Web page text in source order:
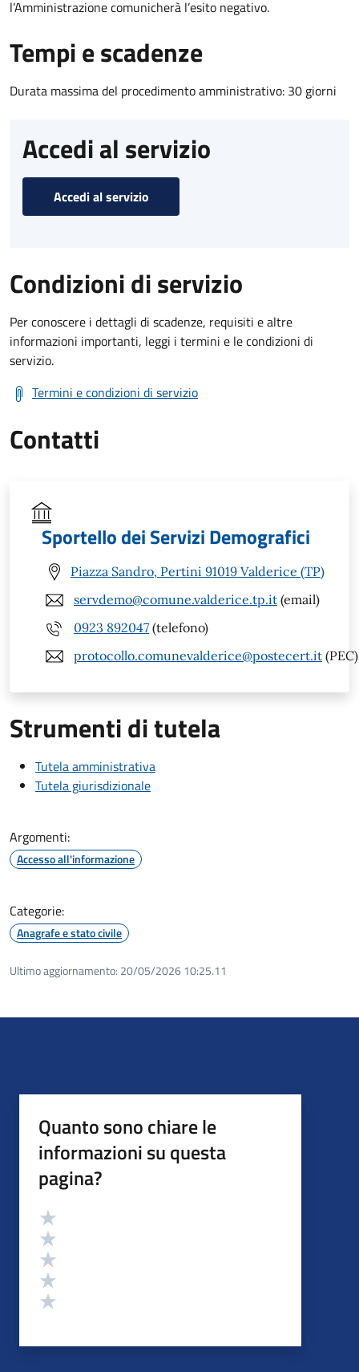
l’Amministrazione comunicherà l’esito negativo.
Tempi e scadenze
Durata massima del procedimento amministrativo: 30 giorni
Accedi al servizio
Accedi al servizio
Condizioni di servizio
Per conoscere i dettagli di scadenze, requisiti e altre
informazioni importanti, leggi i termini e le condizioni di
servizio.
Termini e condizioni di servizio
Contatti
Sportello dei Servizi Demografici
Piazza Sandro, Pertini 91019 Valderice (TP)
servdemo@comune.valderice.tp.it (email)
0923 892047 (telefono)
protocollo.comunevalderice@postecert.it (PEC)
Strumenti di tutela
Tutela amministrativa
Tutela giurisdizionale
Argomenti:
Accesso all'informazione
Categorie:
Anagrafe e stato civile
Ultimo aggiornamento: 20/05/2026 10:25.11
Quanto sono chiare le
informazioni su questa
pagina?
Valutazione